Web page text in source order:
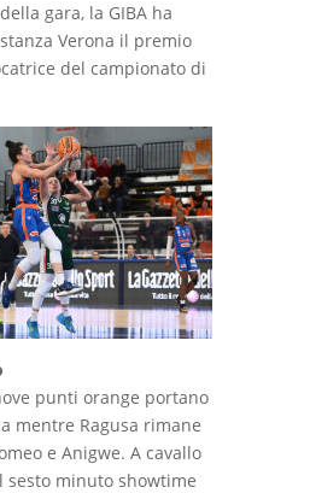
gara, la GIBA ha
Verona il premio
del campionato di
punti orange portano
mentre Ragusa rimane
e Anigwe. A cavallo
minuto showtime